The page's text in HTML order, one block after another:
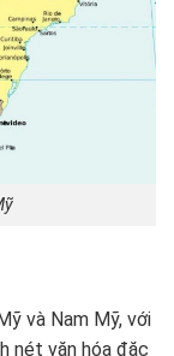
và Nam Mỹ, với
nét văn hóa đặc